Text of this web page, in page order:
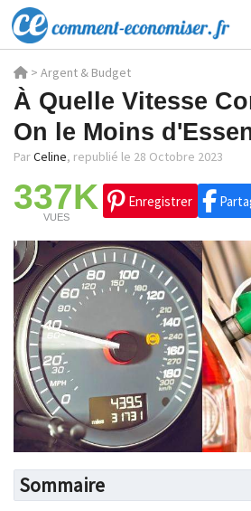
> Argent & Budget
À Quelle Vitesse
On le Moins
ParCeline, republié le 28 Octobre 2023
337K
VUES
Enregistrer
Sommaire